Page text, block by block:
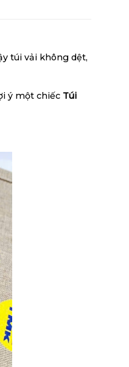
túi vải không dệt,
ý một chiếc Túi